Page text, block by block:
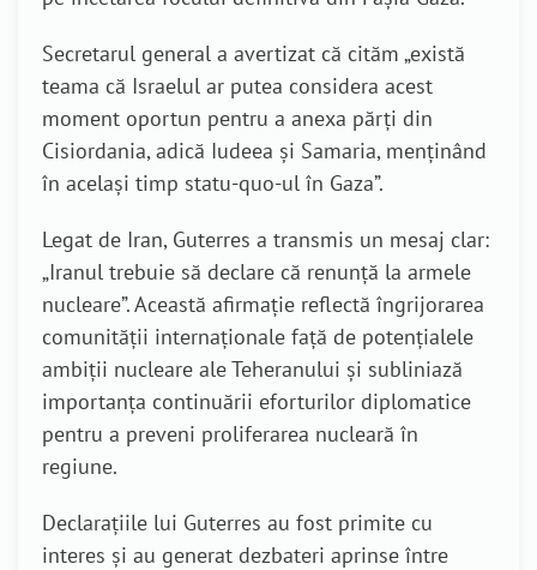
Secretarul general a avertizat că cităm „există
teama că Israelul ar putea considera acest
moment oportun pentru a anexa părți din
Cisiordania, adică Iudeea și Samaria, menținând
în același timp statu-quo-ul în Gaza”.
Legat de Iran, Guterres a transmis un mesaj clar:
„Iranul trebuie să declare că renunță la armele
nucleare”. Această afirmație reflectă îngrijorarea
comunității internaționale față de potențialele
ambiții nucleare ale Teheranului și subliniază
importanța continuării eforturilor diplomatice
pentru a preveni proliferarea nucleară în
regiune.
Declarațiile lui Guterres au fost primite cu
interes și au generat dezbateri aprinse între